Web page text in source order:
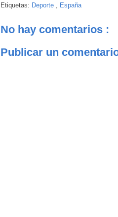
Etiquetas: Deporte , España
No hay comentarios :
Publicar un